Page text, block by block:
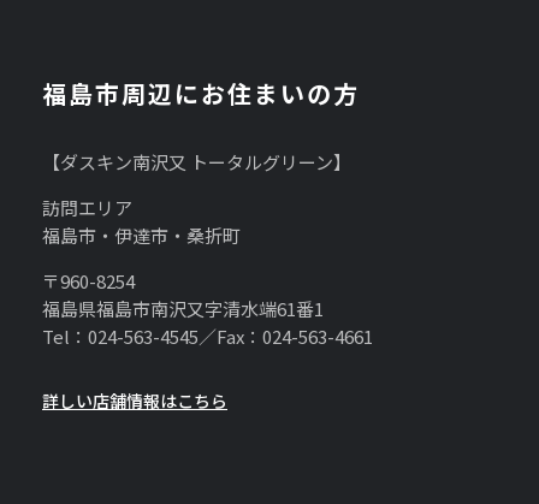
福島市周辺にお住まいの方
【ダスキン南沢又 トータルグリーン】
訪問エリア
福島市・伊達市・桑折町
〒960-8254
福島県福島市南沢又字清水端61番1
Tel：024-563-4545／Fax：024-563-4661
詳しい店舗情報はこちら